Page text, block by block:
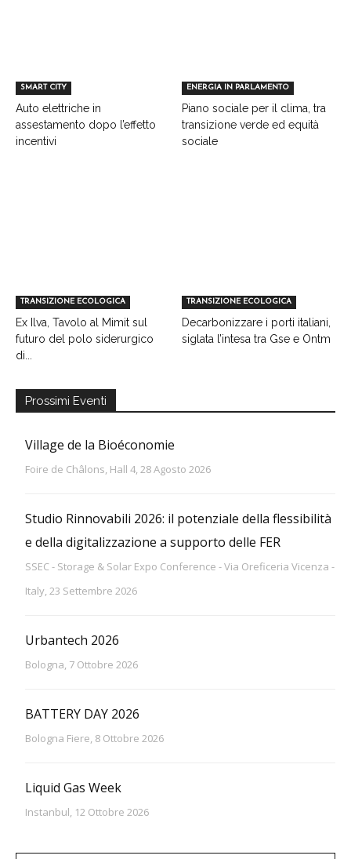
SMART CITY
Auto elettriche in
assestamento dopo l’effetto
incentivi
ENERGIA IN PARLAMENTO
Piano sociale per il clima, tra
transizione verde ed equità
sociale
TRANSIZIONE ECOLOGICA
Ex Ilva, Tavolo al Mimit sul
futuro del polo siderurgico
di...
TRANSIZIONE ECOLOGICA
Decarbonizzare i porti italiani,
siglata l’intesa tra Gse e Ontm
Prossimi Eventi
Village de la Bioéconomie
Foire de Châlons, Hall 4, 28 Agosto 2026
Studio Rinnovabili 2026: il potenziale della flessibilità
e della digitalizzazione a supporto delle FER
SSEC - Storage & Solar Expo Conference - Via Oreficeria Vicenza -
Italy, 23 Settembre 2026
Urbantech 2026
Bologna, 7 Ottobre 2026
BATTERY DAY 2026
Bologna Fiere, 8 Ottobre 2026
Liquid Gas Week
Instanbul, 12 Ottobre 2026